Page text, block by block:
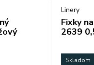
Linery
Fixky
2639
Skladom